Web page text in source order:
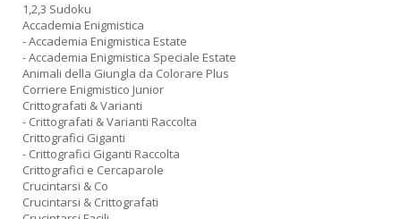
1,2,3 Sudoku
Accademia Enigmistica
- Accademia Enigmistica Estate
- Accademia Enigmistica Speciale Estate
Animali della Giungla da Colorare Plus
Corriere Enigmistico Junior
Crittografati & Varianti
- Crittografati & Varianti Raccolta
Crittografici Giganti
- Crittografici Giganti Raccolta
Crittografici e Cercaparole
Crucintarsi & Co
Crucintarsi & Crittografati